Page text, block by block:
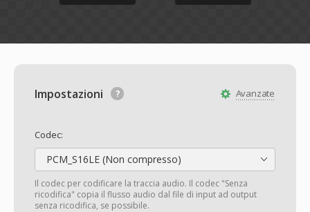
Avanzate
Impostazioni
Codec:
PCM_S16LE (Non compresso)
Il codec per codificare la traccia audio. Il codec "Senza
ricodifica" copia il flusso audio dal file di input ad output
senza ricodifica, se possibile.